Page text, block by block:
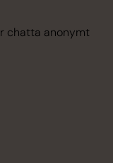
chatta anonymt